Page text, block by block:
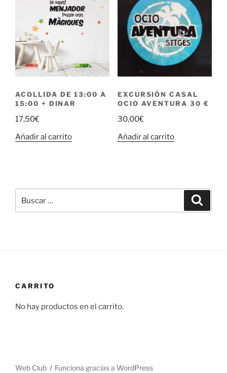
ACOLLIDA DE 13:00 A
15:00 + DINAR
17,50€
Añadir al carrito
EXCURSIÓN CASAL
OCIO AVENTURA 30 €
30,00€
Añadir al carrito
por:
CARRITO
No hay productos en el carrito.
Web Club Funciona gracias a WordPress